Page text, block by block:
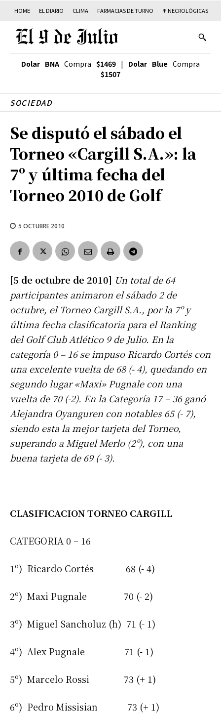
HOME EL DIARIO CLIMA FARMACIAS DE TURNO ✟ NECROLÓGICAS
Dolar BNA Compra $1469 | Dolar Blue Compra
$1507
SOCIEDAD
Se disputó el sábado el
Torneo «Cargill S.A.»: la
7º y última fecha del
Torneo 2010 de Golf
5 OCTUBRE 2010
[5 de octubre de 2010] Un total de 64
participantes animaron el sábado 2 de
octubre, el Torneo Cargill S.A., por la 7º y
última fecha clasificatoria para el Ranking
del Golf Club Atlético 9 de Julio. En la
categoría 0 – 16 se impuso Ricardo Cortés con
una excelente vuelta de 68 (- 4), quedando en
segundo lugar «Maxi» Pugnale con una
vuelta de 70 (-2). En la Categoría 17 – 36 ganó
Alejandra Oyanguren con notables 65 (- 7),
siendo esta la mejor tarjeta del Torneo,
superando a Miguel Merlo (2º), con una
buena tarjeta de 69 (- 3).
CLASIFICACION TORNEO CARGILL
CATEGORIA 0 – 16
1º) Ricardo Cortés 68 (- 4)
2º) Maxi Pugnale 70 (- 2)
3º) Miguel Sancholuz (h) 71 (- 1)
4º) Alex Pugnale 71 (- 1)
5º) Marcelo Rossi 73 (+ 1)
6º) Pedro Missisian 73 (+ 1)